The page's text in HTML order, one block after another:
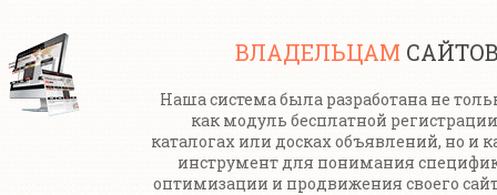
ВЛАДЕЛЬЦАМ
Наша система была разработана не
как модуль бесплатной
каталогах или досках объявлений, но и
инструмент для понимания
оптимизации и продвижения своего